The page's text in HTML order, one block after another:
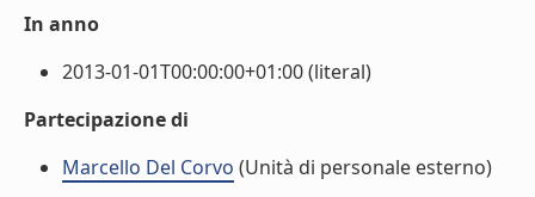
In anno
2013-01-01T00:00:00+01:00 (literal)
Partecipazione di
Marcello Del Corvo (Unità di personale esterno)